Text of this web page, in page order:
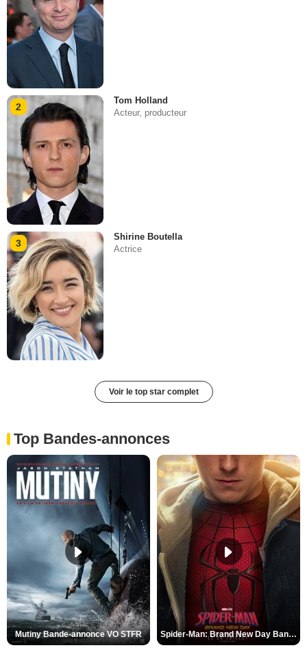
2
Tom Holland
Acteur, producteur
3
Shirine Boutella
Actrice
Voir le top star complet
Top Bandes-annonces
Mutiny Bande-annonce VO STFR Spider-Man: Brand New Day Bande-annonce VO STFR